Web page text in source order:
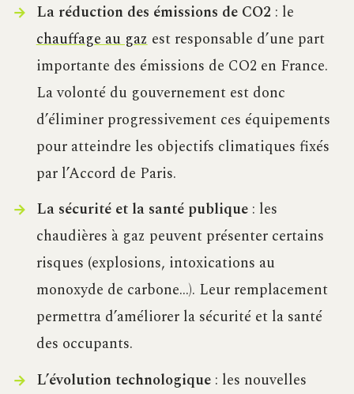
La réduction des émissions de CO2 : le
chauffage au gazest responsable d’une part
importante des émissions de CO2 en France.
La volonté du gouvernement est donc
d’éliminer progressivement ces équipements
pour atteindre les objectifs climatiques fixés
par l’Accord de Paris.
La sécurité et la santé publique: les
chaudières à gaz peuvent présenter certains
risques (explosions, intoxications au
monoxyde de carbone…). Leur remplacement
permettra d’améliorer la sécurité et la santé
des occupants.
L’évolution technologique: les nouvelles